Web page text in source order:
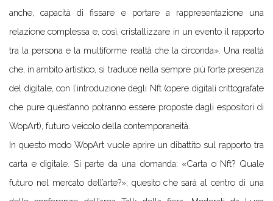
anche, capacità di fissare e portare a rappresentazione una
relazione complessa e, così, cristallizzare in un evento il rapporto
tra la persona e la multiforme realtà che la circonda». Una realtà
che, in ambito artistico, si traduce nella sempre più forte presenza
del digitale, con l’introduzione degli Nft (opere digitali crittografate
che pure quest’anno potranno essere proposte dagli espositori di
WopArt), futuro veicolo della contemporaneità.
In questo modo WopArt vuole aprire un dibattito sul rapporto tra
carta e digitale. Si parte da una domanda: «Carta o Nft? Quale
futuro nel mercato dell’arte?»; quesito che sarà al centro di una